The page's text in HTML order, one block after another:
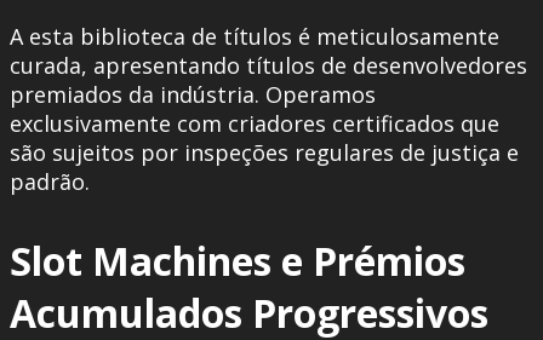
A esta biblioteca de títulos é meticulosamente
curada, apresentando títulos de desenvolvedores
premiados da indústria. Operamos
exclusivamente com criadores certificados que
são sujeitos por inspeções regulares de justiça e
padrão.
Slot Machines e Prémios
Acumulados Progressivos